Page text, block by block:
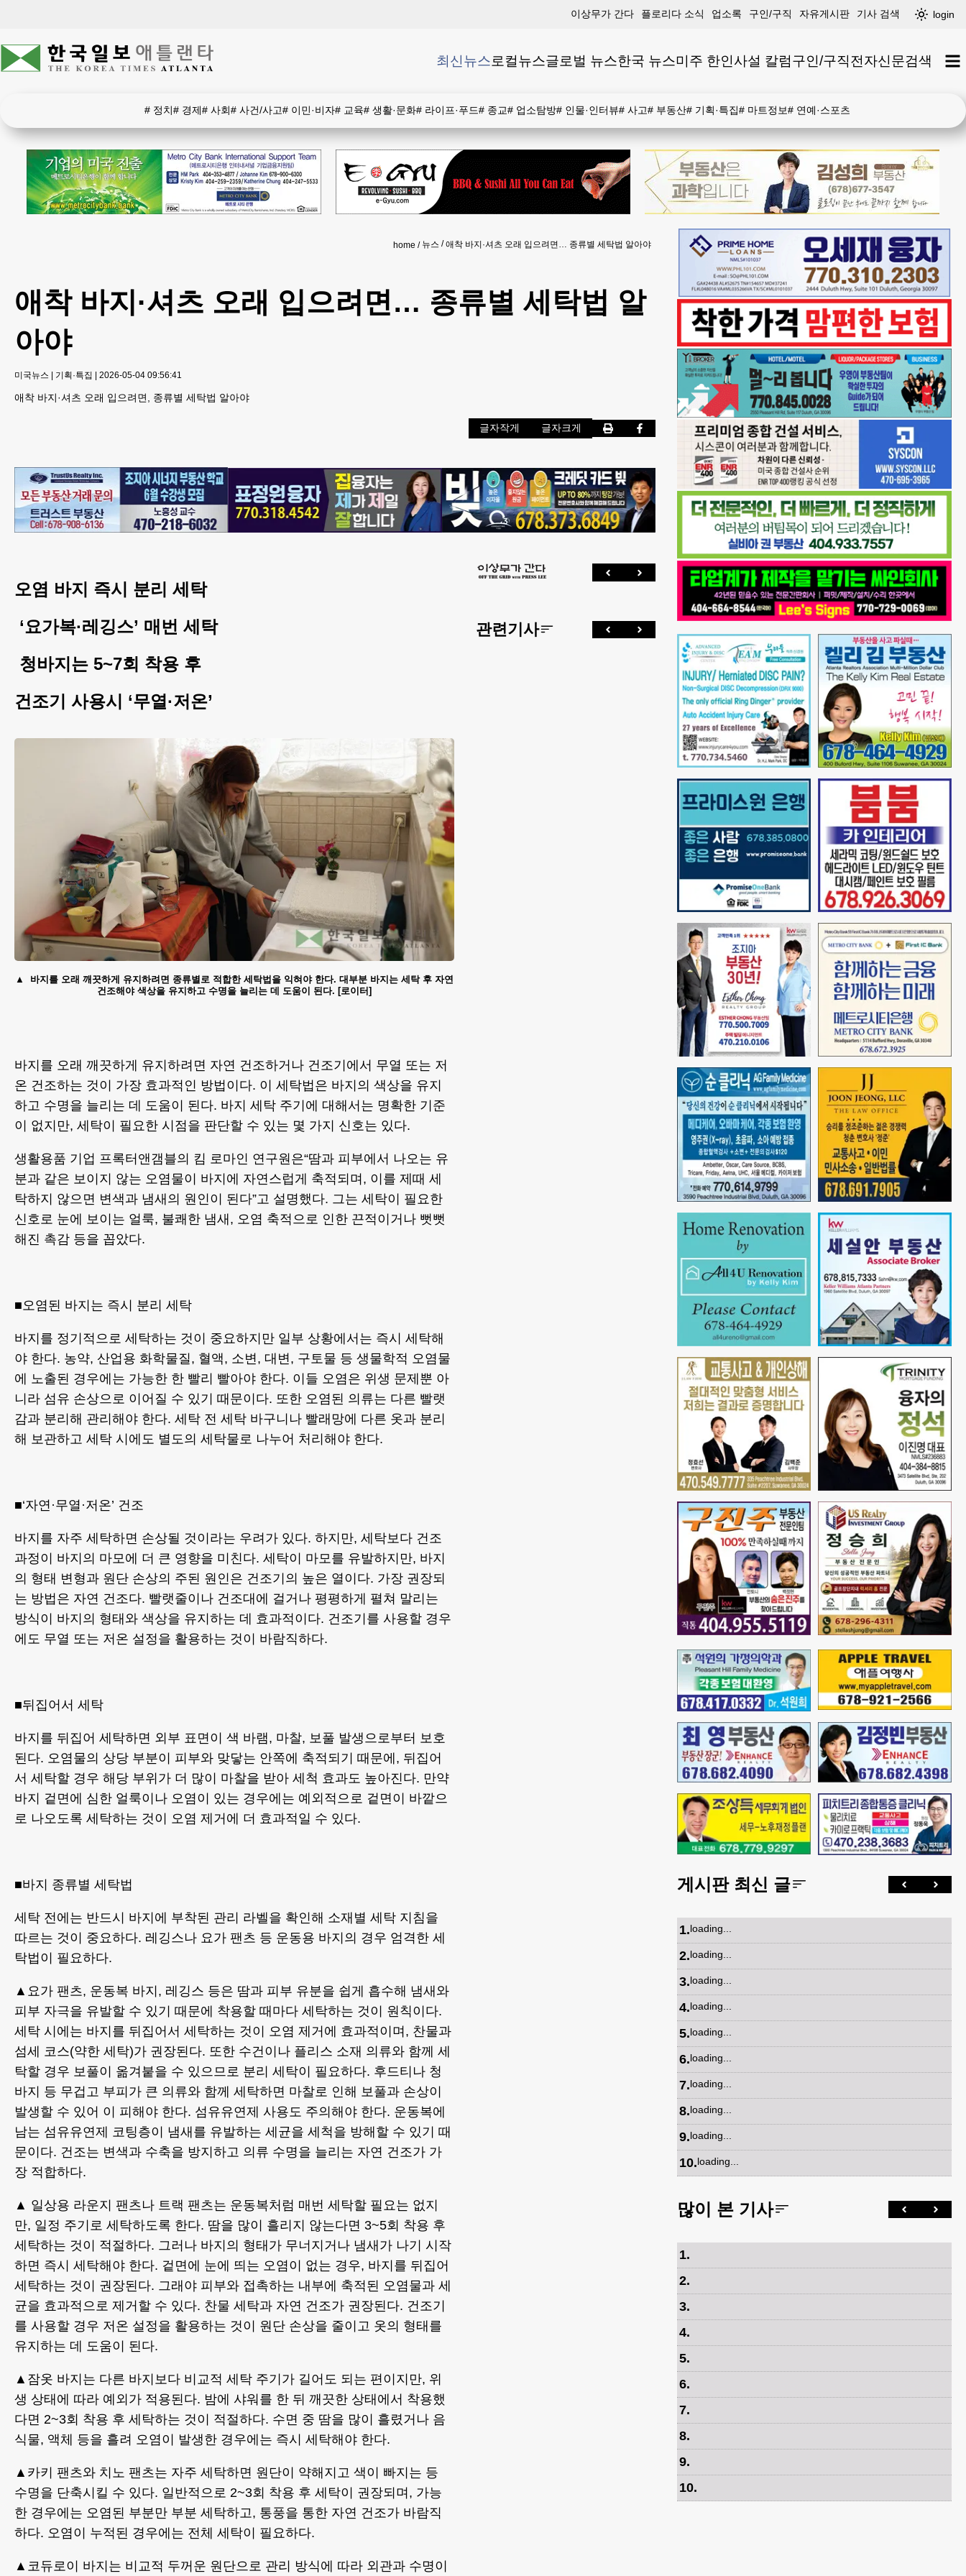
이상무가 간다 플로리다 소식 업소록 구인/구직 자유게시판 기사 검색 login
최신뉴스로컬뉴스글로벌 뉴스한국 뉴스미주 한인사설 칼럼구인/구직전자신문검색
# 정치# 경제# 사회# 사건/사고# 이민·비자# 교육# 생활·문화# 라이프·푸드# 종교# 업소탐방# 인물·인터뷰# 사고# 부동산# 기획·특집# 마트정보# 연예·스포츠
home 뉴스 애착 바지·셔츠 오래 입으려면… 종류별 세탁법 알아야
애착 바지·셔츠 오래 입으려면… 종류별 세탁법 알
아야
미국뉴스 | 기획·특집 | 2026-05-04 09:56:41
애착 바지·셔츠 오래 입으려면, 종류별 세탁법 알아야
글자작게 글자크게
오염 바지 즉시 분리 세탁
‘요가복·레깅스’ 매번 세탁
청바지는 5~7회 착용 후
건조기 사용시 ‘무열·저온’
바지를 오래 깨끗하게 유지하려면 종류별로 적합한 세탁법을 익혀야 한다. 대부분 바지는 세탁 후 자연
건조해야 색상을 유지하고 수명을 늘리는 데 도움이 된다. [로이터]
바지를 오래 깨끗하게 유지하려면 자연 건조하거나 건조기에서 무열 또는 저
온 건조하는 것이 가장 효과적인 방법이다. 이 세탁법은 바지의 색상을 유지
하고 수명을 늘리는 데 도움이 된다. 바지 세탁 주기에 대해서는 명확한 기준
이 없지만, 세탁이 필요한 시점을 판단할 수 있는 몇 가지 신호는 있다.
생활용품 기업 프록터앤갬블의 킴 로마인 연구원은“땀과 피부에서 나오는 유
분과 같은 보이지 않는 오염물이 바지에 자연스럽게 축적되며, 이를 제때 세
탁하지 않으면 변색과 냄새의 원인이 된다”고 설명했다. 그는 세탁이 필요한
신호로 눈에 보이는 얼룩, 불쾌한 냄새, 오염 축적으로 인한 끈적이거나 뻣뻣
해진 촉감 등을 꼽았다.
■오염된 바지는 즉시 분리 세탁
바지를 정기적으로 세탁하는 것이 중요하지만 일부 상황에서는 즉시 세탁해
야 한다. 농약, 산업용 화학물질, 혈액, 소변, 대변, 구토물 등 생물학적 오염물
에 노출된 경우에는 가능한 한 빨리 빨아야 한다. 이들 오염은 위생 문제뿐 아
니라 섬유 손상으로 이어질 수 있기 때문이다. 또한 오염된 의류는 다른 빨랫
감과 분리해 관리해야 한다. 세탁 전 세탁 바구니나 빨래망에 다른 옷과 분리
해 보관하고 세탁 시에도 별도의 세탁물로 나누어 처리해야 한다.
■‘자연·무열·저온’ 건조
바지를 자주 세탁하면 손상될 것이라는 우려가 있다. 하지만, 세탁보다 건조
과정이 바지의 마모에 더 큰 영향을 미친다. 세탁이 마모를 유발하지만, 바지
의 형태 변형과 원단 손상의 주된 원인은 건조기의 높은 열이다. 가장 권장되
는 방법은 자연 건조다. 빨랫줄이나 건조대에 걸거나 평평하게 펼쳐 말리는
방식이 바지의 형태와 색상을 유지하는 데 효과적이다. 건조기를 사용할 경우
에도 무열 또는 저온 설정을 활용하는 것이 바람직하다.
■뒤집어서 세탁
바지를 뒤집어 세탁하면 외부 표면이 색 바램, 마찰, 보풀 발생으로부터 보호
된다. 오염물의 상당 부분이 피부와 맞닿는 안쪽에 축적되기 때문에, 뒤집어
서 세탁할 경우 해당 부위가 더 많이 마찰을 받아 세척 효과도 높아진다. 만약
바지 겉면에 심한 얼룩이나 오염이 있는 경우에는 예외적으로 겉면이 바깥으
로 나오도록 세탁하는 것이 오염 제거에 더 효과적일 수 있다.
■바지 종류별 세탁법
세탁 전에는 반드시 바지에 부착된 관리 라벨을 확인해 소재별 세탁 지침을
따르는 것이 중요하다. 레깅스나 요가 팬츠 등 운동용 바지의 경우 엄격한 세
탁법이 필요하다.
▲요가 팬츠, 운동복 바지, 레깅스 등은 땀과 피부 유분을 쉽게 흡수해 냄새와
피부 자극을 유발할 수 있기 때문에 착용할 때마다 세탁하는 것이 원칙이다.
세탁 시에는 바지를 뒤집어서 세탁하는 것이 오염 제거에 효과적이며, 찬물과
섬세 코스(약한 세탁)가 권장된다. 또한 수건이나 플리스 소재 의류와 함께 세
탁할 경우 보풀이 옮겨붙을 수 있으므로 분리 세탁이 필요하다. 후드티나 청
바지 등 무겁고 부피가 큰 의류와 함께 세탁하면 마찰로 인해 보풀과 손상이
발생할 수 있어 이 피해야 한다. 섬유유연제 사용도 주의해야 한다. 운동복에
남는 섬유유연제 코팅층이 냄새를 유발하는 세균을 세척을 방해할 수 있기 때
문이다. 건조는 변색과 수축을 방지하고 의류 수명을 늘리는 자연 건조가 가
장 적합하다.
▲ 일상용 라운지 팬츠나 트랙 팬츠는 운동복처럼 매번 세탁할 필요는 없지
만, 일정 주기로 세탁하도록 한다. 땀을 많이 흘리지 않는다면 3~5회 착용 후
세탁하는 것이 적절하다. 그러나 바지의 형태가 무너지거나 냄새가 나기 시작
하면 즉시 세탁해야 한다. 겉면에 눈에 띄는 오염이 없는 경우, 바지를 뒤집어
세탁하는 것이 권장된다. 그래야 피부와 접촉하는 내부에 축적된 오염물과 세
균을 효과적으로 제거할 수 있다. 찬물 세탁과 자연 건조가 권장된다. 건조기
를 사용할 경우 저온 설정을 활용하는 것이 원단 손상을 줄이고 옷의 형태를
유지하는 데 도움이 된다.
▲잠옷 바지는 다른 바지보다 비교적 세탁 주기가 길어도 되는 편이지만, 위
생 상태에 따라 예외가 적용된다. 밤에 샤워를 한 뒤 깨끗한 상태에서 착용했
다면 2~3회 착용 후 세탁하는 것이 적절하다. 수면 중 땀을 많이 흘렸거나 음
식물, 액체 등을 흘려 오염이 발생한 경우에는 즉시 세탁해야 한다.
▲카키 팬츠와 치노 팬츠는 자주 세탁하면 원단이 약해지고 색이 빠지는 등
수명을 단축시킬 수 있다. 일반적으로 2~3회 착용 후 세탁이 권장되며, 가능
한 경우에는 오염된 부분만 부분 세탁하고, 통풍을 통한 자연 건조가 바람직
하다. 오염이 누적된 경우에는 전체 세탁이 필요하다.
▲코듀로이 바지는 비교적 두꺼운 원단으로 관리 방식에 따라 외관과 수명이
관련기사
게시판 최신 글
1.loading...
2.loading...
3.loading...
4.loading...
5.loading...
6.loading...
7.loading...
8.loading...
9.loading...
10.loading...
많이 본 기사
1.
2.
3.
4.
5.
6.
7.
8.
9.
10.